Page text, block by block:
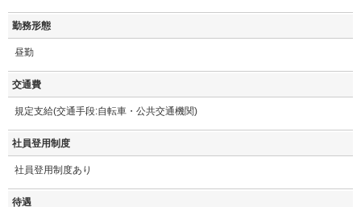
勤務形態
昼勤
交通費
規定支給(交通手段:自転車・公共交通機関)
社員登用制度
社員登用制度あり
待遇